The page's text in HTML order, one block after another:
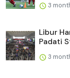
3
Libur
Padati
3